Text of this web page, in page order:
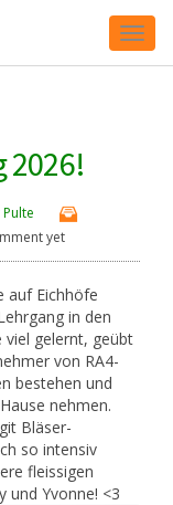
2026!
yet
auf Eichhöfe
in den
gelernt, geübt
von RA4-
bestehen und
nehmen.
Bläser-
so intensiv
fleissigen
und Yvonne! <3